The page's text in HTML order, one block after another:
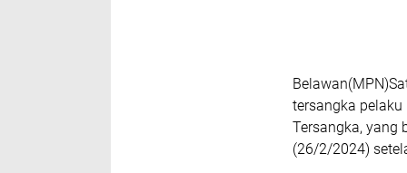
tersangka
Tersangka, yang
(26/2/2024)